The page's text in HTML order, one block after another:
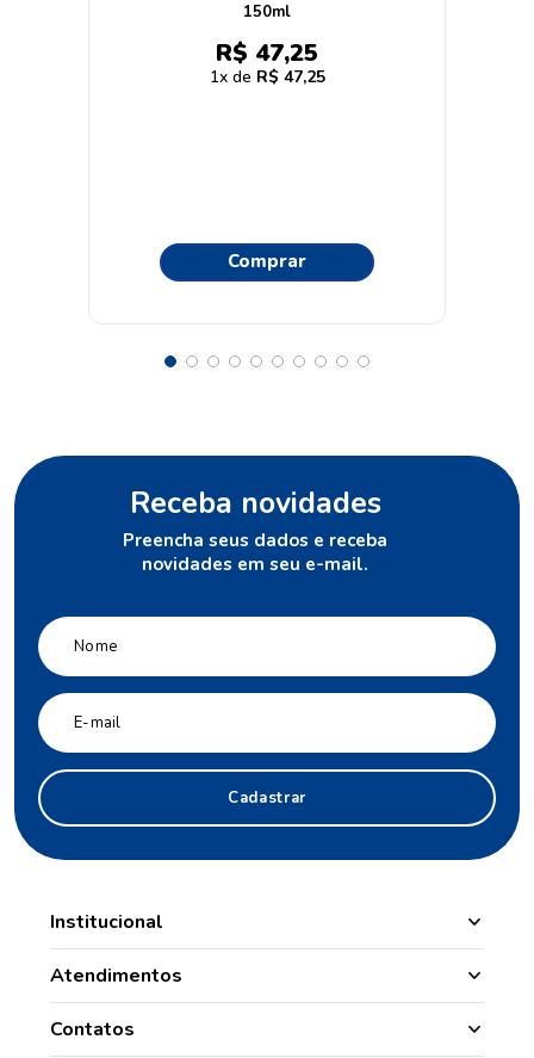
150ml
R$ 47,25
1 R$ 47,25
Comprar
Receba novidades
Preencha seus dados e receba
novidades em seu e-mail.
Cadastrar
Institucional
Manipulação
Quem Somos
Atendimentos
Nossas Lojas
Contatos